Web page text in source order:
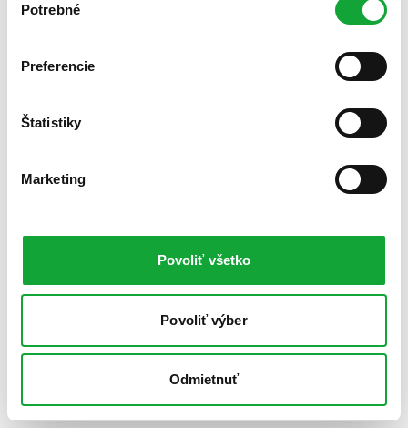
súhlasu
Potrebné
Preferencie
Štatistiky
Marketing
Povoliť všetko
Povoliť výber
Odmietnuť